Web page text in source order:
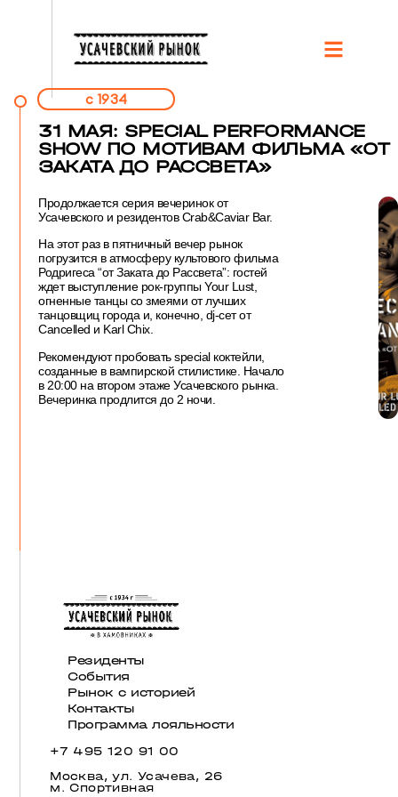
c 1934
31 МАЯ: SPECIAL PERFORMANCE
SHOW ПО МОТИВАМ ФИЛЬМА «ОТ
ЗАКАТА ДО РАССВЕТА»
Продолжается серия вечеринок от
Усачевского и резидентов Сrab&Caviar Bar.
На этот раз в пятничный вечер рынок
погрузится в атмосферу культового фильма
Родригеса “от Заката до Рассвета”: гостей
ждет выступление рок-группы Your Lust,
огненные танцы со змеями от лучших
танцовщиц города и, конечно, dj-сет от
Cancelled и Karl Chix.
Рекомендуют пробовать special коктейли,
созданные в вампирской стилистике. Начало
в 20:00 на втором этаже Усачевского рынка.
Вечеринка продлится до 2 ночи.
Резиденты
События
Рынок с историей
Контакты
Программа лояльности
+7 495 120 91 00
Москва, ул. Усачева, 26
м. Спортивная